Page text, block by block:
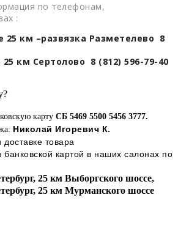
по телефонам,
:
25 км –развязка Разметелево 8
км Сертолово 8 (812) 596-79-40
карту СБ 5469 5500 5456 3777.
Николай Игоревич К.
товара
картой в наших салонах по
25 км Выборгского шоссе,
25 км Мурманского шоссе